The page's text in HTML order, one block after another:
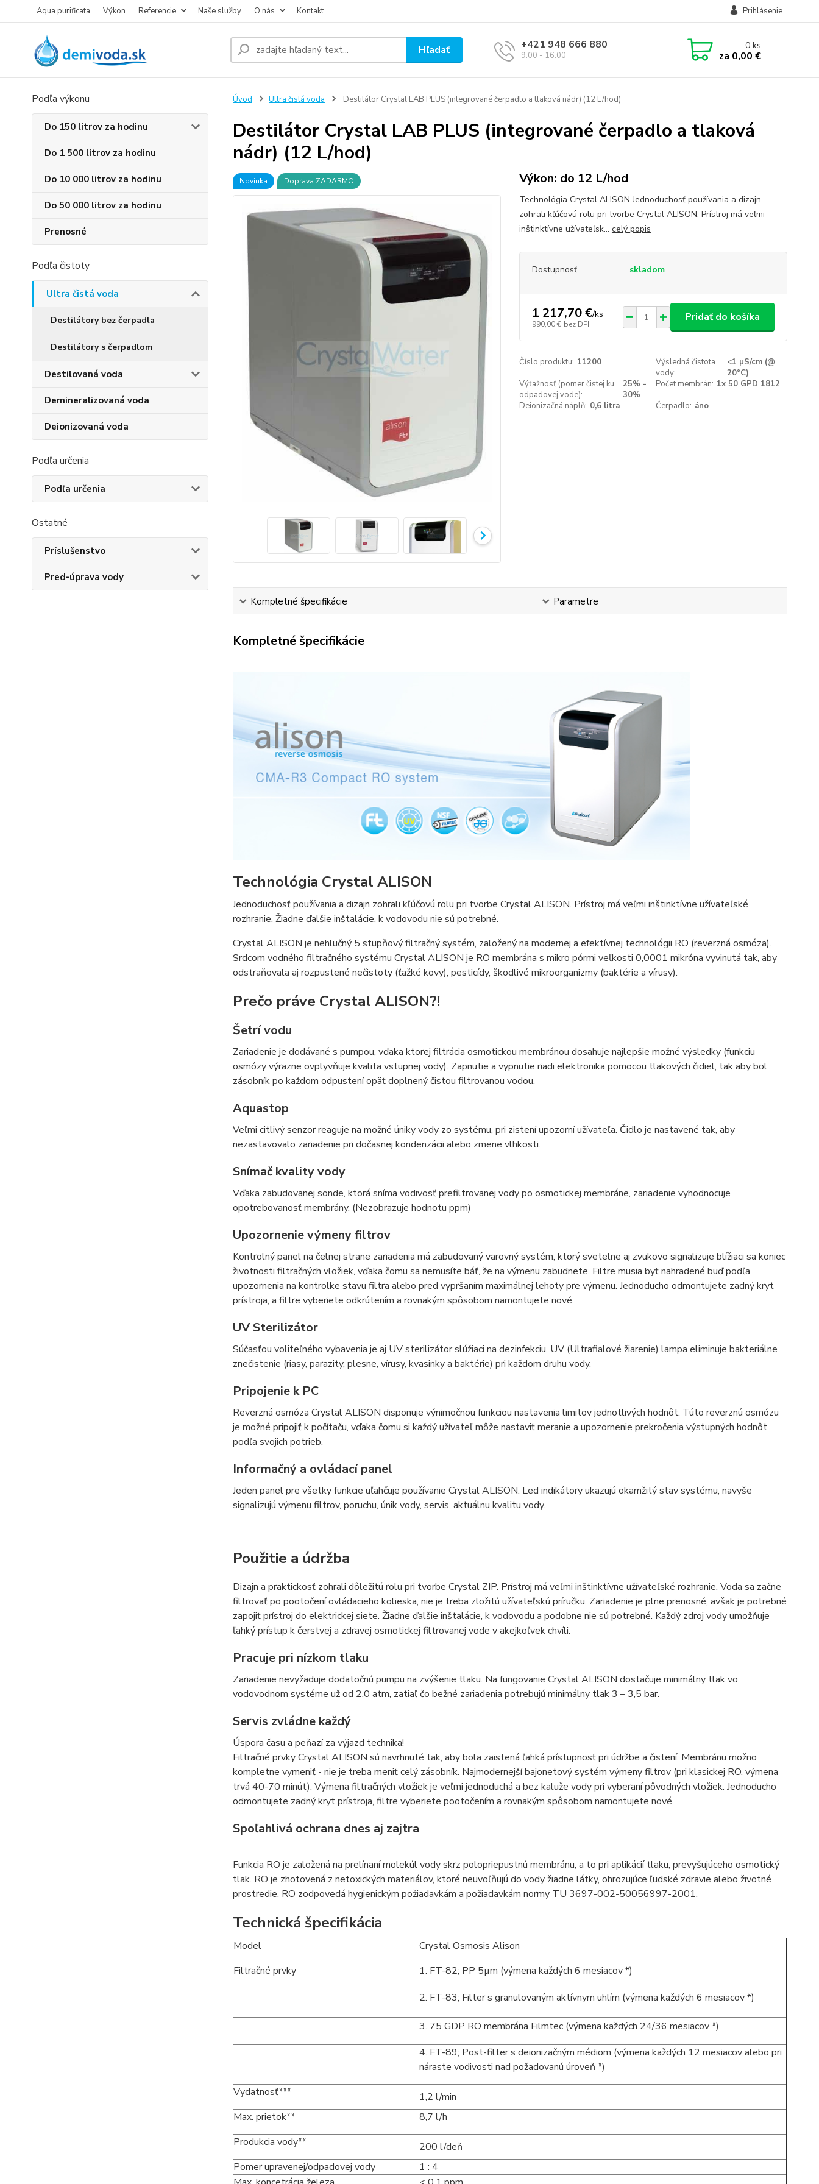
Aqua purificata Výkon Referencie Naše služby O nás Kontakt Prihlásenie
Hľadať +421 948 666 880
9:00 - 16:00
0ks
za 0,00 €
Podľa výkonu
Do 150 litrov za hodinu
Do 1 500 litrov za hodinu
Do 10 000 litrov za hodinu
Do 50 000 litrov za hodinu
Prenosné
Podľa čistoty
Ultra čistá voda
Destilátory bez čerpadla
Destilátory s čerpadlom
Destilovaná voda
Demineralizovaná voda
Deionizovaná voda
Podľa určenia
Podľa určenia
Ostatné
Príslušenstvo
Pred-úprava vody
Úvod Ultra čistá voda Destilátor Crystal LAB PLUS (integrované čerpadlo a tlaková nádr) (12 L/hod)
Destilátor Crystal LAB PLUS (integrované čerpadlo a tlaková
nádr) (12 L/hod)
Novinka Doprava ZADARMO Výkon: do 12 L/hod
Technológia Crystal ALISON Jednoduchosť používania a dizajn
zohrali kľúčovú rolu pri tvorbe Crystal ALISON. Prístroj má veľmi
inštinktívne užívateľsk... celý popis
Dostupnosť skladom
1 217,70 €/ks
990,00 € bez DPH
Pridať do košíka
Číslo produktu: 11200
Výsledná čistota
vody:
<1 µS/cm (@
20°C)
Výťažnosť (pomer čistej ku
odpadovej vode):
25% -
30%
Počet membrán: 1x 50 GPD 1812
Deionizačná náplň: 0,6 litra Čerpadlo: áno
Kompletné špecifikácie Parametre
Kompletné špecifikácie
Technológia Crystal ALISON
Jednoduchosť používania a dizajn zohrali kľúčovú rolu pri tvorbe Crystal ALISON. Prístroj má veľmi inštinktívne užívateľské
rozhranie. Žiadne ďalšie inštalácie, k vodovodu nie sú potrebné.
Crystal ALISON je nehlučný 5 stupňový filtračný systém, založený na modernej a efektívnej technológii RO (reverzná osmóza).
Srdcom vodného filtračného systému Crystal ALISON je RO membrána s mikro pórmi veľkosti 0,0001 mikróna vyvinutá tak, aby
odstraňovala aj rozpustené nečistoty (ťažké kovy), pesticídy, škodlivé mikroorganizmy (baktérie a vírusy).
Prečo práve Crystal ALISON?!
Šetrí vodu
Zariadenie je dodávané s pumpou, vďaka ktorej filtrácia osmotickou membránou dosahuje najlepšie možné výsledky (funkciu
osmózy výrazne ovplyvňuje kvalita vstupnej vody). Zapnutie a vypnutie riadi elektronika pomocou tlakových čidiel, tak aby bol
zásobník po každom odpustení opäť doplnený čistou filtrovanou vodou.
Aquastop
Veľmi citlivý senzor reaguje na možné úniky vody zo systému, pri zistení upozorní užívateľa. Čidlo je nastavené tak, aby
nezastavovalo zariadenie pri dočasnej kondenzácii alebo zmene vlhkosti.
Snímač kvality vody
Vďaka zabudovanej sonde, ktorá sníma vodivosť prefiltrovanej vody po osmotickej membráne, zariadenie vyhodnocuje
opotrebovanosť membrány. (Nezobrazuje hodnotu ppm)
Upozornenie výmeny filtrov
Kontrolný panel na čelnej strane zariadenia má zabudovaný varovný systém, ktorý svetelne aj zvukovo signalizuje blížiaci sa koniec
životnosti filtračných vložiek, vďaka čomu sa nemusíte báť, že na výmenu zabudnete. Filtre musia byť nahradené buď podľa
upozornenia na kontrolke stavu filtra alebo pred vypršaním maximálnej lehoty pre výmenu. Jednoducho odmontujete zadný kryt
prístroja, a filtre vyberiete odkrútením a rovnakým spôsobom namontujete nové.
UV Sterilizátor
Súčasťou voliteľného vybavenia je aj UV sterilizátor slúžiaci na dezinfekciu. UV (Ultrafialové žiarenie) lampa eliminuje bakteriálne
znečistenie (riasy, parazity, plesne, vírusy, kvasinky a baktérie) pri každom druhu vody.
Pripojenie k PC
Reverzná osmóza Crystal ALISON disponuje výnimočnou funkciou nastavenia limitov jednotlivých hodnôt. Túto reverznú osmózu
je možné pripojiť k počítaču, vďaka čomu si každý užívateľ môže nastaviť meranie a upozornenie prekročenia výstupných hodnôt
podľa svojich potrieb.
Informačný a ovládací panel
Jeden panel pre všetky funkcie uľahčuje používanie Crystal ALISON. Led indikátory ukazujú okamžitý stav systému, navyše
signalizujú výmenu filtrov, poruchu, únik vody, servis, aktuálnu kvalitu vody.
Použitie a údržba
Dizajn a praktickosť zohrali dôležitú rolu pri tvorbe Crystal ZIP. Prístroj má veľmi inštinktívne užívateľské rozhranie. Voda sa začne
filtrovať po pootočení ovládacieho kolieska, nie je treba zložitú užívateľskú príručku. Zariadenie je plne prenosné, avšak je potrebné
zapojiť prístroj do elektrickej siete. Žiadne ďalšie inštalácie, k vodovodu a podobne nie sú potrebné. Každý zdroj vody umožňuje
ľahký prístup k čerstvej a zdravej osmotickej filtrovanej vode v akejkoľvek chvíli.
Pracuje pri nízkom tlaku
Zariadenie nevyžaduje dodatočnú pumpu na zvýšenie tlaku. Na fungovanie Crystal ALISON dostačuje minimálny tlak vo
vodovodnom systéme už od 2,0 atm, zatiaľ čo bežné zariadenia potrebujú minimálny tlak 3 – 3,5 bar.
Servis zvládne každý
Úspora času a peňazí za výjazd technika!
Filtračné prvky Crystal ALISON sú navrhnuté tak, aby bola zaistená ľahká prístupnosť pri údržbe a čistení. Membránu možno
kompletne vymeniť - nie je treba meniť celý zásobník. Najmodernejší bajonetový systém výmeny filtrov (pri klasickej RO, výmena
trvá 40-70 minút). Výmena filtračných vložiek je veľmi jednoduchá a bez kaluže vody pri vyberaní pôvodných vložiek. Jednoducho
odmontujete zadný kryt prístroja, filtre vyberiete pootočením a rovnakým spôsobom namontujete nové.
Spoľahlivá ochrana dnes aj zajtra
Funkcia RO je založená na prelínaní molekúl vody skrz polopriepustnú membránu, a to pri aplikácií tlaku, prevyšujúceho osmotický
tlak. RO je zhotovená z netoxických materiálov, ktoré neuvoľňujú do vody žiadne látky, ohrozujúce ľudské zdravie alebo životné
prostredie. RO zodpovedá hygienickým požiadavkám a požiadavkám normy TU 3697-002-50056997-2001.
Technická špecifikácia
Model
Crystal Osmosis Alison
Filtračné prvky
1. FT-82; PP 5µm (výmena každých 6 mesiacov *)
2. FT-83; Filter s granulovaným aktívnym uhlím (výmena každých 6 mesiacov *)
3. 75 GDP RO membrána Filmtec (výmena každých 24/36 mesiacov *)
4. FT-89; Post-filter s deionizačným médiom (výmena každých 12 mesiacov alebo pri
náraste vodivosti nad požadovanú úroveň *)
Vydatnosť***
1,2 l/min
Max. prietok**
8,7 l/h
Produkcia vody**
200 l/deň
Pomer upravenej/odpadovej vody
1 : 4